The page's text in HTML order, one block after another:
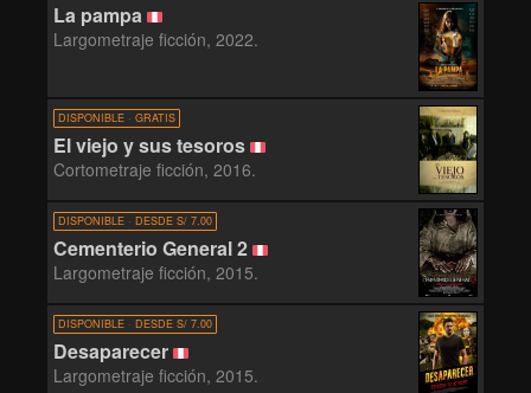
La pampa
Largometraje ficción, 2022.
DISPONIBLE · GRATIS
El viejo y sus tesoros
Cortometraje ficción, 2016.
DISPONIBLE · DESDE S/ 7.00
Cementerio General 2
Largometraje ficción, 2015.
DISPONIBLE · DESDE S/ 7.00
Desaparecer
Largometraje ficción, 2015.